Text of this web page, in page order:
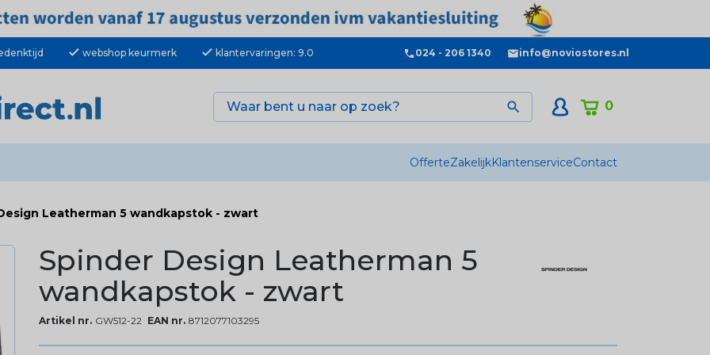
check webshop keurmerk check klantervaringen: 9.0 024 - 206 1340 info@noviostores.nl
0

OfferteZakelijkKlantenserviceContact
Leatherman 5 wandkapstok - zwart
Spinder Design Leatherman 5
wandkapstok - zwart
Artikel nr. GW512-22 EAN nr. 8712077103295